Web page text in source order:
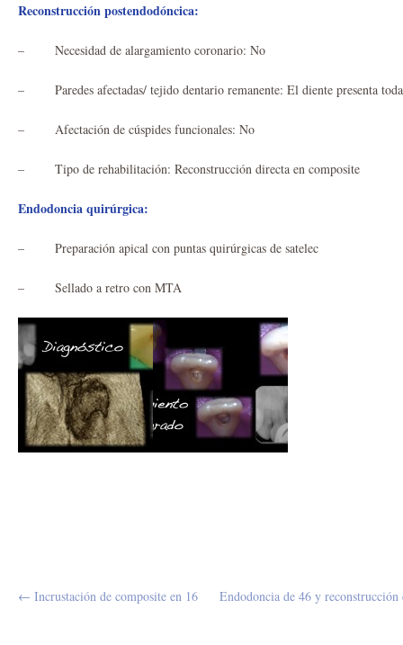
Reconstrucción postendodóncica:
– Necesidad de alargamiento coronario: No
– Paredes afectadas/ tejido dentario remanente: El diente presenta
– Afectación de cúspides funcionales: No
– Tipo de rehabilitación: Reconstrucción directa en composite
Endodoncia quirúrgica:
– Preparación apical con puntas quirúrgicas de satelec
– Sellado a retro con MTA
← Incrustación de composite en 16 Endodoncia de 46 y